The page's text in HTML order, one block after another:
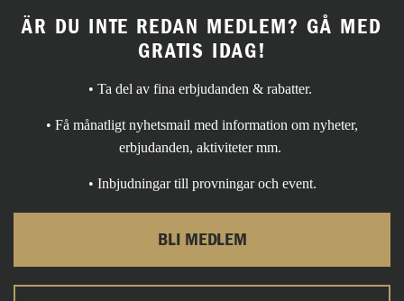
ÄR DU INTE REDAN MEDLEM? GÅ MED
GRATIS IDAG!
• Ta del av fina erbjudanden & rabatter.
• Få månatligt nyhetsmail med information om nyheter,
erbjudanden, aktiviteter mm.
• Inbjudningar till provningar och event.
BLI MEDLEM